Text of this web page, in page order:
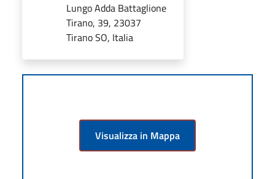
Lungo Adda Battaglione
Tirano, 39, 23037
Tirano SO, Italia
Visualizza in Mappa